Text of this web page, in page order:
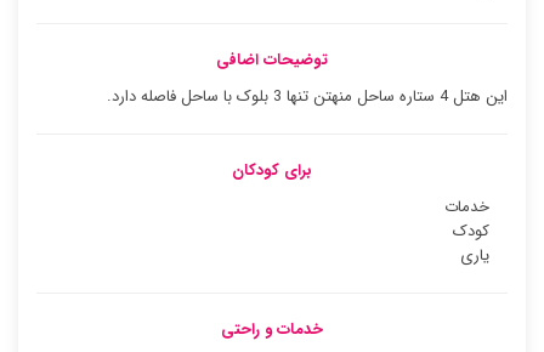
توضیحات اضافی
این هتل 4 ستاره ساحل منهتن تنها 3 بلوک با ساحل فاصله دارد.
برای کودکان
خدمات
کودک
یاری
خدمات و راحتی